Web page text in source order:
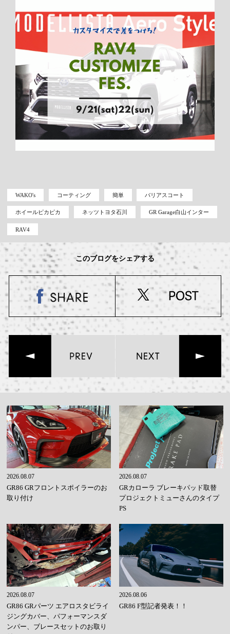
WAKO's コーティング 簡単 バリアスコート
ホイールピカピカ ネッツトヨタ石川 GR Garage白山インター
RAV4
このブログをシェアする
2026.08.07
GR86 GRフロントスポイラーのお
取り付け
2026.08.07
GRカローラ ブレーキパッド取替
プロジェクトミューさんのタイプ
PS
2026.08.07
GR86 GRパーツ エアロスタビライ
ジングカバー、パフォーマンスダ
ンパー、ブレースセットのお取り
2026.08.06
GR86 F型記者発表！！